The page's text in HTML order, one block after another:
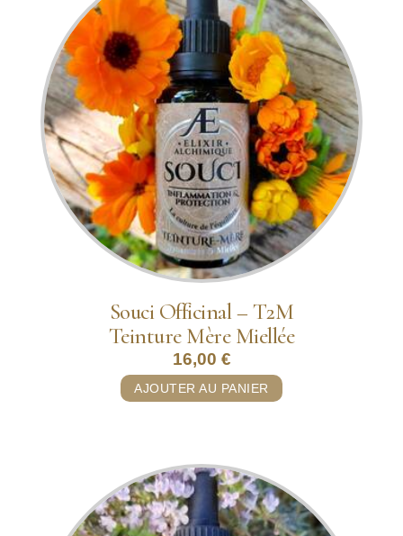
Souci Officinal – T2M
Teinture Mère Miellée
16,00 €
AJOUTER AU PANIER